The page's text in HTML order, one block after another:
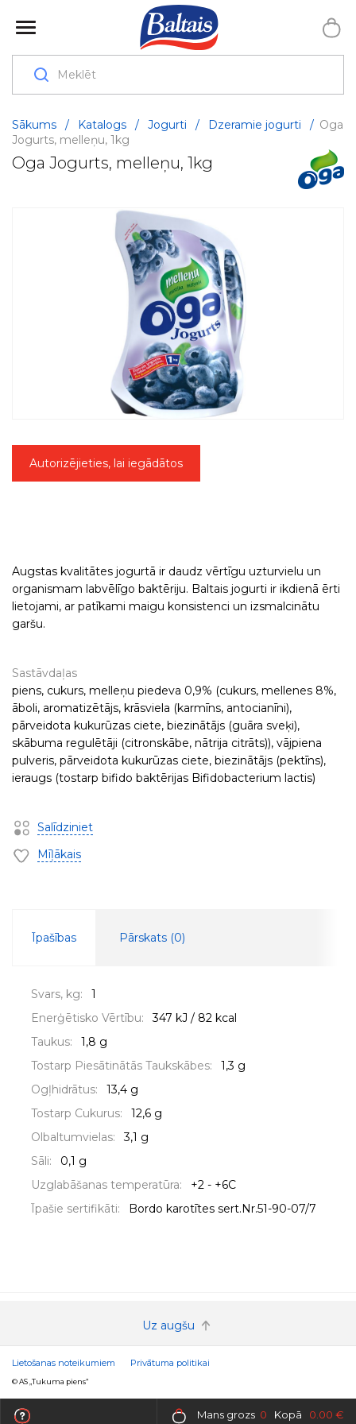
Mans grozs 0 Kopā 0.00 €
Sākums / Katalogs / Jogurti / Dzeramie jogurti / Oga
Jogurts, melleņu, 1kg
Oga Jogurts, melleņu, 1kg
Autorizējieties, lai iegādātos
Augstas kvalitātes jogurtā ir daudz vērtīgu uzturvielu un
organismam labvēlīgo baktēriju. Baltais jogurti ir ikdienā ērti
lietojami, ar patīkami maigu konsistenci un izsmalcinātu
garšu.
Sastāvdaļas
piens, cukurs, melleņu piedeva 0,9% (cukurs, mellenes 8%,
āboli, aromatizētājs, krāsviela (karmīns, antocianīni),
pārveidota kukurūzas ciete, biezinātājs (guāra sveķi),
skābuma regulētāji (citronskābe, nātrija citrāts)), vājpiena
pulveris, pārveidota kukurūzas ciete, biezinātājs (pektīns),
ieraugs (tostarp bifido baktērijas Bifidobacterium lactis)
Salīdziniet
Mīļākais
Īpašības Pārskats (0)
Svars, kg:
1
Enerģētisko Vērtību:
347 kJ / 82 kcal
Taukus:
1,8 g
Tostarp Piesātinātās Taukskābes:
1,3 g
Ogļhidrātus:
13,4 g
Tostarp Cukurus:
12,6 g
Olbaltumvielas:
3,1 g
Sāli:
0,1 g
Uzglabāšanas temperatūra:
+2 - +6C
Īpašie sertifikāti:
Bordo karotītes sert.Nr.51-90-07/7
Uz augšu
Lietošanas noteikumiem Privātuma politikai
© AS „Tukuma piens”